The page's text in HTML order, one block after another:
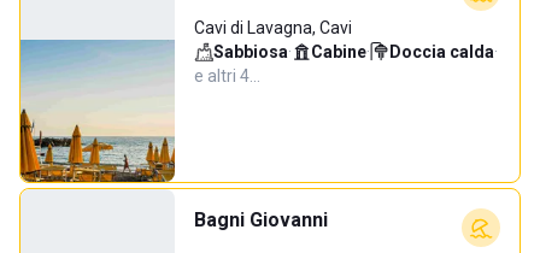
Cavi di Lavagna, Cavi
Sabbiosa· Cabine· Doccia calda·
e altri 4…
Bagni Giovanni